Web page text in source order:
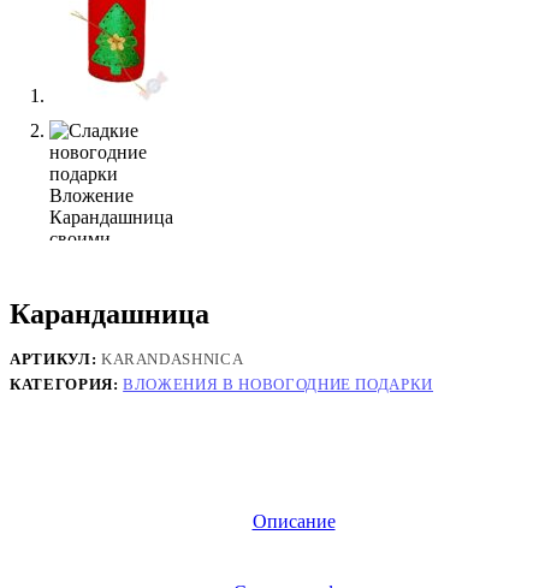
Карандашница
АРТИКУЛ: KARANDASHNICA
КАТЕГОРИЯ:ВЛОЖЕНИЯ В НОВОГОДНИЕ ПОДАРКИ
Описание